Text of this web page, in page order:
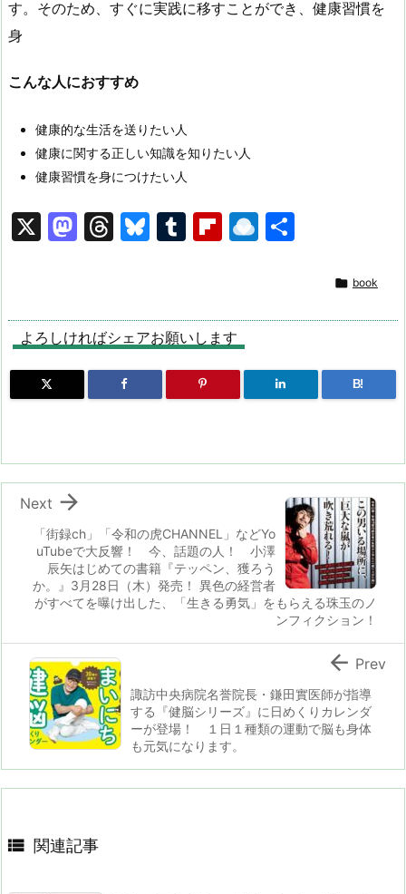
す。そのため、すぐに実践に移すことができ、健康習慣を
身
こんな人におすすめ
健康的な生活を送りたい人
健康に関する正しい知識を知りたい人
健康習慣を身につけたい人
X
M
o
d
o
n
T
a
d
s
Bl
s
k
y
T
bl
r
Fl
o
ar
d
R
dr
p.
io
 book
よろしければシェアお願いします
B!
「街録ch」「令和の虎CHANNEL」などYo
uTubeで大反響！ 今、話題の人！ 小澤
辰矢はじめての書籍『テッペン、獲ろう
か。』3月28日（木）発売！ 異色の経営者
がすべてを曝け出した、「生きる勇気」をもらえる珠玉のノ
ンフィクション！

Next
諏訪中央病院名誉院長・鎌田實医師が指導
する『健脳シリーズ』に日めくりカレンダ
ーが登場！ １日１種類の運動で脳も身体
も元気になります。
 Prev
 関連記事